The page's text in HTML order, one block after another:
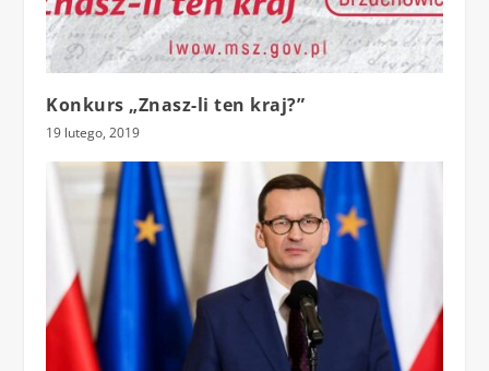
Konkurs „Znasz-li ten kraj?”
19 lutego, 2019